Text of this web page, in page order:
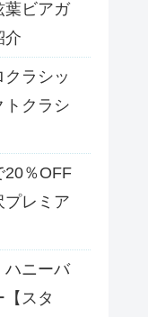
葉ビアガ
介
クラシッ
トクラシ
20％OFF
プレミア
ハニーバ
スタ